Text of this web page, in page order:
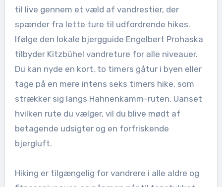
til live gennem et væld af vandrestier, der
spænder fra lette ture til udfordrende hikes.
Ifølge den lokale bjergguide Engelbert Prohaska
tilbyder Kitzbühel vandreture for alle niveauer.
Du kan nyde en kort, to timers gåtur i byen eller
tage på en mere intens seks timers hike, som
strækker sig langs Hahnenkamm-ruten. Uanset
hvilken rute du vælger, vil du blive mødt af
betagende udsigter og en forfriskende
bjergluft.
Hiking er tilgængelig for vandrere i alle aldre og